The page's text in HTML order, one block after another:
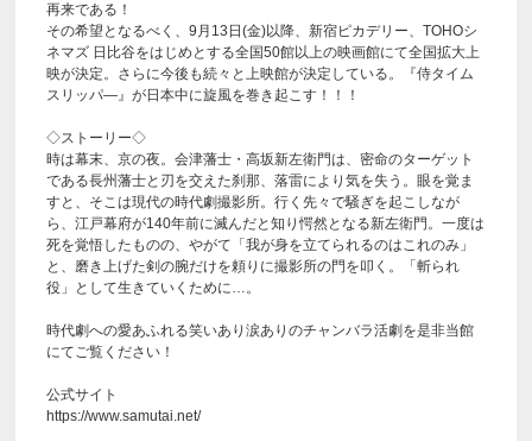
再来である！
その希望となるべく、9月13日(金)以降、新宿ピカデリー、TOHOシ
ネマズ 日比谷をはじめとする全国50館以上の映画館にて全国拡大上
映が決定。さらに今後も続々と上映館が決定している。『侍タイム
スリッパ―』が日本中に旋風を巻き起こす！！！
◇ストーリー◇
時は幕末、京の夜。会津藩士・高坂新左衛門は、密命のターゲット
である長州藩士と刃を交えた刹那、落雷により気を失う。眼を覚ま
すと、そこは現代の時代劇撮影所。行く先々で騒ぎを起こしなが
ら、江戸幕府が140年前に滅んだと知り愕然となる新左衛門。一度は
死を覚悟したものの、やがて「我が身を立てられるのはこれのみ」
と、磨き上げた剣の腕だけを頼りに撮影所の門を叩く。「斬られ
役」として生きていくために…。
時代劇への愛あふれる笑いあり涙ありのチャンバラ活劇を是非当館
にてご覧ください！
公式サイト
https://www.samutai.net/